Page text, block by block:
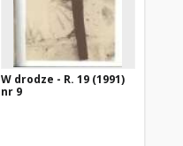
W drodze - R. 19 (1991)
nr 9